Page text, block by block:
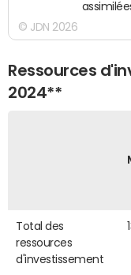
© JDN 2026
Ressources
2024**
Total des
ressources
d'investissement